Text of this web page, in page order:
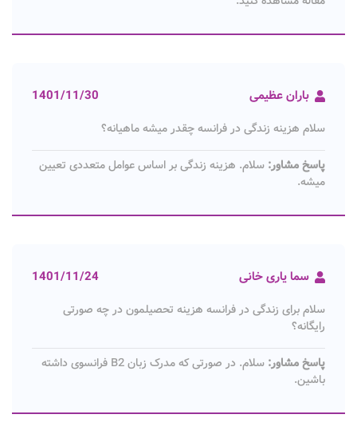
باران عظیمی 1401/11/30
سلام هزینه زندگی در فرانسه چقدر میشه ماهیانه؟
پاسخ مشاور: سلام. هزینه زندگی بر اساس عوامل متعددی تعیین
میشه.
سما یاری خانی 1401/11/24
سلام برای زندگی در فرانسه هزینه تحصیلمون در چه صورتی
رایگانه؟
پاسخ مشاور:
سلام. در صورتی که مدرک زبان B2 فرانسوی داشته
باشین.